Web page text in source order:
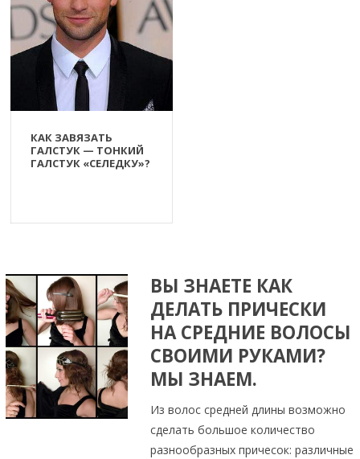
КАК ЗАВЯЗАТЬ
ГАЛСТУК — ТОНКИЙ
ГАЛСТУК «СЕЛЕДКУ»?
ВЫ ЗНАЕТЕ КАК
ДЕЛАТЬ ПРИЧЕСКИ
НА СРЕДНИЕ ВОЛОСЫ
СВОИМИ РУКАМИ?
МЫ ЗНАЕМ.
Из волос средней длины возможно
сделать большое количество
разнообразных причесок: различные